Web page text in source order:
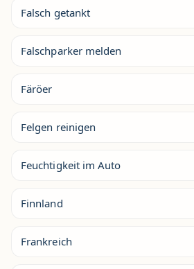
Falsch getankt
Falschparker melden
Färöer
Felgen reinigen
Feuchtigkeit im Auto
Finnland
Frankreich